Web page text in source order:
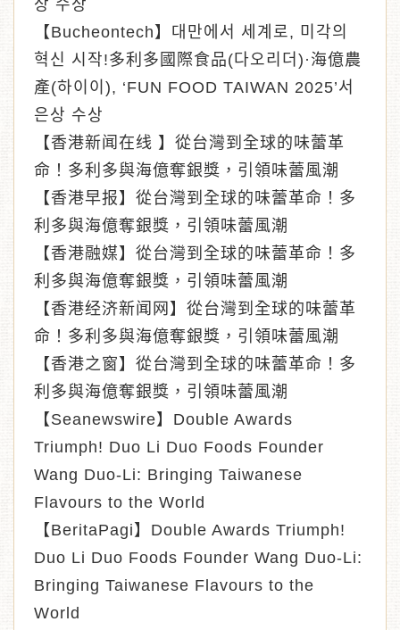
상 수상
【Bucheontech】대만에서 세계로, 미각의
혁신 시작!多利多國際食品(다오리더)·海億農
產(하이이), ‘FUN FOOD TAIWAN 2025’서
은상 수상
【香港新闻在线 】從台灣到全球的味蕾革
命！多利多與海億奪銀獎，引領味蕾風潮
【香港早报】從台灣到全球的味蕾革命！多
利多與海億奪銀獎，引領味蕾風潮
【香港融媒】從台灣到全球的味蕾革命！多
利多與海億奪銀獎，引領味蕾風潮
【香港经济新闻网】從台灣到全球的味蕾革
命！多利多與海億奪銀獎，引領味蕾風潮
【香港之窗】從台灣到全球的味蕾革命！多
利多與海億奪銀獎，引領味蕾風潮
【Seanewswire】Double Awards
Triumph! Duo Li Duo Foods Founder
Wang Duo-Li: Bringing Taiwanese
Flavours to the World
【BeritaPagi】Double Awards Triumph!
Duo Li Duo Foods Founder Wang Duo-Li:
Bringing Taiwanese Flavours to the
World